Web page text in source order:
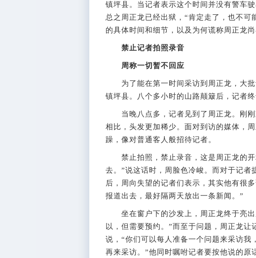
镇坪县。当记者表示这个时间并没有警车
总之周正龙已经出狱，“肯定走了，也不可
的具体时间和细节，以及为何谎称周正龙
禁止记者拍照录音
周称一切暂不回应
为了能在第一时间采访到周正龙，大批
镇坪县。八个多小时的山路颠簸后，记者
当晚八点多，记者见到了周正龙。刚刚
相比，头发更加稀少。面对到访的媒体，
躁，像对普通客人般招待记者。
禁止拍照，禁止录音，这是周正龙的开
去。”说这话时，周脸色冷峻。而对于记者
后，周向失望的记者们表示，其实他有很
报道出去，最好隔两天放出一条新闻。”
坐在窗户下的沙发上，周正龙终于亮出
以，但需要预约。”而至于问题，周正龙让
说，“你们可以每人准备一个问题来采访我
再来采访。”他同时嘱咐记者要按他说的原